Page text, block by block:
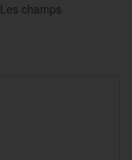
Les champs